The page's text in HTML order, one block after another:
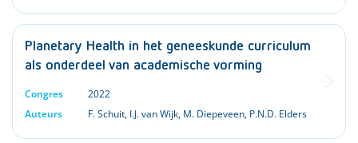
Planetary Health in het geneeskunde curriculum
als onderdeel van academische vorming
Congres
2022
Auteurs
F. Schuit, I.J. van Wijk, M. Diepeveen, P.N.D. Elders